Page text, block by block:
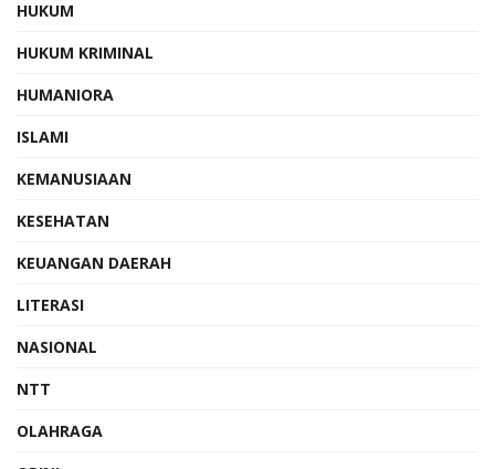
HUKUM
HUKUM KRIMINAL
HUMANIORA
ISLAMI
KEMANUSIAAN
KESEHATAN
KEUANGAN DAERAH
LITERASI
NASIONAL
NTT
OLAHRAGA